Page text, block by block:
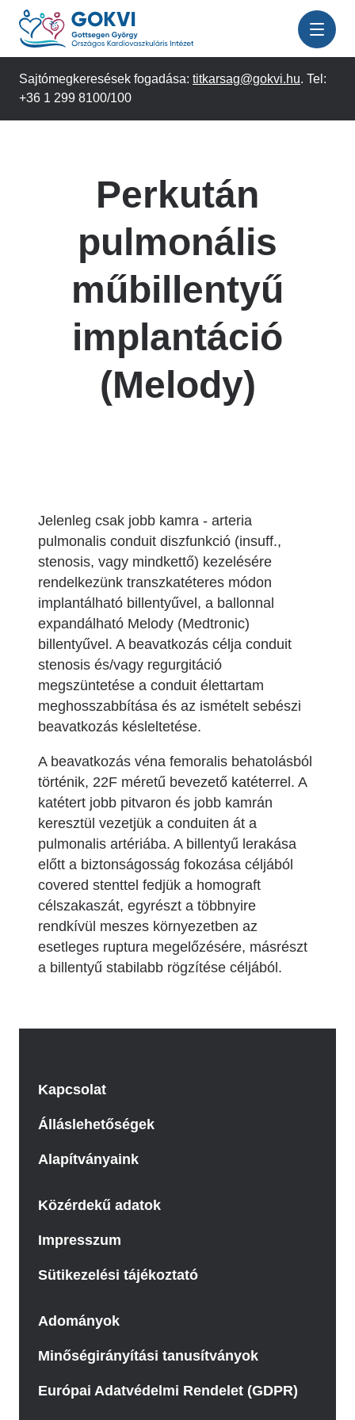
Ugrás
tartalomra
Sajtómegkeresések fogadása: titkarsag@gokvi.hu. Tel:
+36 1 299 8100/100
Perkután
pulmonális
műbillentyű
implantáció
(Melody)
Jelenleg csak jobb kamra - arteria
pulmonalis conduit diszfunkció (insuff.,
stenosis, vagy mindkettő) kezelésére
rendelkezünk transzkatéteres módon
implantálható billentyűvel, a ballonnal
expandálható Melody (Medtronic)
billentyűvel. A beavatkozás célja conduit
stenosis és/vagy regurgitáció
megszüntetése a conduit élettartam
meghosszabbítása és az ismételt sebészi
beavatkozás késleltetése.
A beavatkozás véna femoralis behatolásból
történik, 22F méretű bevezető katéterrel. A
katétert jobb pitvaron és jobb kamrán
keresztül vezetjük a conduiten át a
pulmonalis artériába. A billentyű lerakása
előtt a biztonságosság fokozása céljából
covered stenttel fedjük a homograft
célszakaszát, egyrészt a többnyire
rendkívül meszes környezetben az
esetleges ruptura megelőzésére, másrészt
a billentyű stabilabb rögzítése céljából.
Kapcsolat
Álláslehetőségek
Alapítványaink
Közérdekű adatok
Impresszum
Sütikezelési tájékoztató
Adományok
Minőségirányítási tanusítványok
Európai Adatvédelmi Rendelet (GDPR)